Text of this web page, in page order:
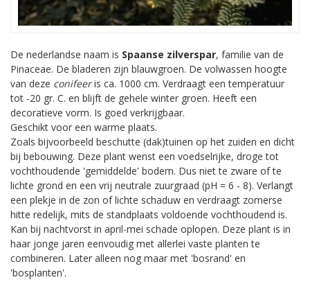
De nederlandse naam is Spaanse zilverspar, familie van de
Pinaceae. De bladeren zijn blauwgroen. De volwassen hoogte
van deze conifeeris ca. 1000 cm. Verdraagt een temperatuur
tot -20 gr. C. en blijft de gehele winter groen. Heeft een
decoratieve vorm. Is goed verkrijgbaar.
Geschikt voor een warme plaats.
Zoals bijvoorbeeld beschutte (dak)tuinen op het zuiden en dicht
bij bebouwing. Deze plant wenst een voedselrijke, droge tot
vochthoudende 'gemiddelde' bodem. Dus niet te zware of te
lichte grond en een vrij neutrale zuurgraad (pH = 6 - 8). Verlangt
een plekje in de zon of lichte schaduw en verdraagt zomerse
hitte redelijk, mits de standplaats voldoende vochthoudend is.
Kan bij nachtvorst in april-mei schade oplopen. Deze plant is in
haar jonge jaren eenvoudig met allerlei vaste planten te
combineren. Later alleen nog maar met 'bosrand' en
'bosplanten'.